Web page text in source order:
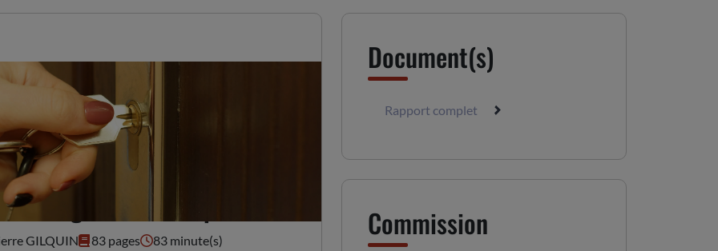
Auvergne-Rhône-Alpes
GILQUIN 83 pages 83 minute(s)
Document(s)
Rapport complet
Commission